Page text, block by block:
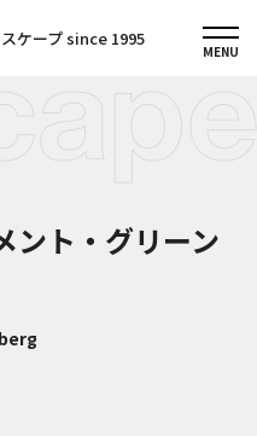
ケープ since 1995
ント・グリーン